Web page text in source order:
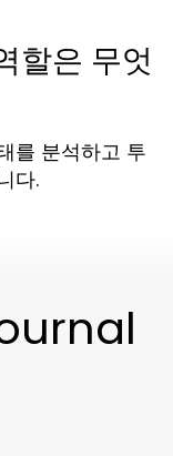
할은 무엇
를 분석하고 투
다.